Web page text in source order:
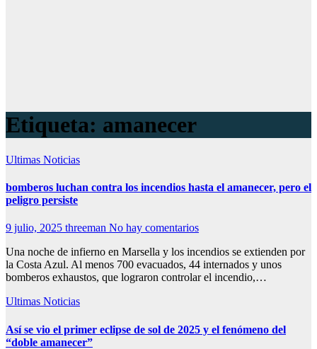
Etiqueta: amanecer
Ultimas Noticias
bomberos luchan contra los incendios hasta el amanecer, pero el
peligro persiste
9 julio, 2025 threeman No hay comentarios
Una noche de infierno en Marsella y los incendios se extienden por
la Costa Azul. Al menos 700 evacuados, 44 internados y unos
bomberos exhaustos, que lograron controlar el incendio,…
Ultimas Noticias
Así se vio el primer eclipse de sol de 2025 y el fenómeno del
“doble amanecer”